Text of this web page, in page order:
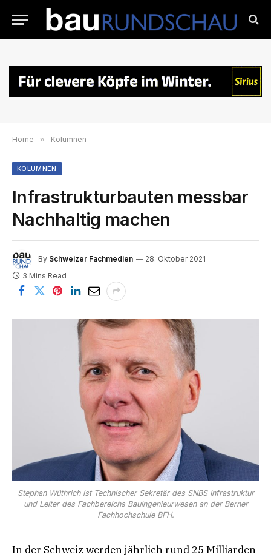
Home » Kolumnen
KOLUMNEN
Infrastrukturbauten messbar
Nachhaltig machen
By Schweizer Fachmedien
28. Oktober 2021
3 Mins Read
Stephan Wüthrich ist Technischer Sekretär des SNBS Infrastruktur
und Leiter des Fachbereichs Bauingenieurwesen an der Berner
Fachhochschule BFH.
In der Schweiz werden jährlich rund 25 Milliarden